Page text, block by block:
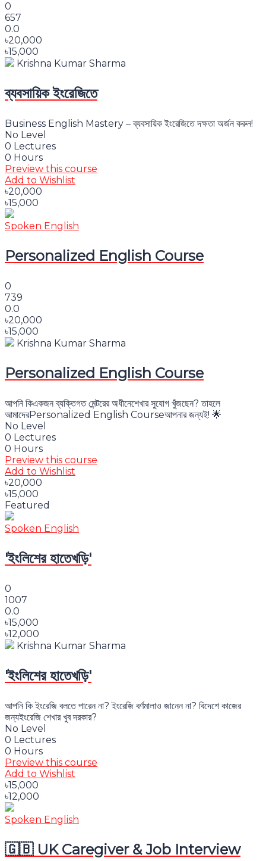
0
657
0.0
৳20,000
৳15,000
Krishna Kumar Sharma
ব্যবসায়িক ইংরেজিতে
Business English Mastery – ব্যবসায়িক ইংরেজিতে দক্ষতা অর্জন করুন!
No Level
0 Lectures
0 Hours
Preview this course
Add to Wishlist
৳20,000
৳15,000
Spoken English
Personalized English Course
0
739
0.0
৳20,000
৳15,000
Krishna Kumar Sharma
Personalized English Course
আপনি কিএকজন ব্যক্তিগত মেন্টরের অধীনেশেখার সুযোগ খুঁজছেন? তাহলে
আমাদেরPersonalized English Courseআপনার জন্যই! 🌟
No Level
0 Lectures
0 Hours
Preview this course
Add to Wishlist
৳20,000
৳15,000
Featured
Spoken English
'ইংলিশের হাতেখড়ি'
0
1007
0.0
৳15,000
৳12,000
Krishna Kumar Sharma
'ইংলিশের হাতেখড়ি'
আপনি কি ইংরেজি বলতে পারেন না? ইংরেজি বর্ণমালাও জানেন না? বিদেশে কাজের
জন্যইংরেজি শেখার খুব দরকার?
No Level
0 Lectures
0 Hours
Preview this course
Add to Wishlist
৳15,000
৳12,000
Spoken English
🇬🇧 UK Caregiver & Job Interview